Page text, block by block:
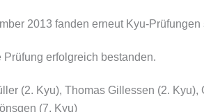
2013 fanden erneut Kyu-Prüfungen
erfolgreich bestanden.
(2. Kyu), Thomas Gillessen (2.
(7. Kyu)